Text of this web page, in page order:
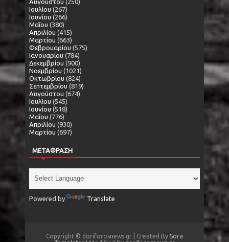
Αυγούστου (250)
Ιουλίου (267)
Ιουνίου (266)
Μαΐου (380)
Απριλίου (415)
Μαρτίου (663)
Φεβρουαρίου (575)
Ιανουαρίου (784)
Δεκεμβρίου (900)
Νοεμβρίου (1021)
Οκτωβρίου (824)
Σεπτεμβρίου (819)
Αυγούστου (674)
Ιουλίου (545)
Ιουνίου (518)
Μαΐου (776)
Απριλίου (930)
Μαρτίου (697)
ΜΕΤΑΦΡΑΣΗ
Powered by Translate
Copyright © doriforosnews.gr | Created By Sora